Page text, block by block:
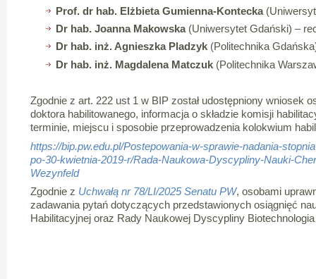
Prof. dr hab. Elżbieta Gumienna-Kontecka
Dr hab. Joanna Makowska(Uniwersytet Gdański) –
Dr hab. inż. Agnieszka Pladzyk(Politechnika
Dr hab. inż. Magdalena Matczuk(Politechnika
Zgodnie z art. 222 ust 1 w BIP został udostępniony wniosek
doktora habilitowanego, informacja o składzie komisji
terminie, miejscu i sposobie przeprowadzenia kolokwium
https://bip.pw.edu.pl/Postepowania-w-sprawie-nadania-
po-30-kwietnia-2019-r/Rada-Naukowa-Dyscypliny-Nauki-
Wezynfeld
Zgodnie z Uchwałą nr 78/LI/2025 Senatu PW, osobami
zadawania pytań dotyczących przedstawionych osiągnięć
Habilitacyjnej oraz Rady Naukowej Dyscypliny